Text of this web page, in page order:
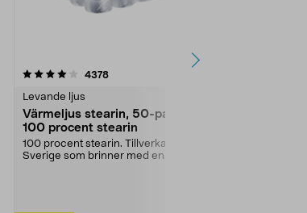
4378recensioner
Levande ljus
Värmeljus stearin, 50-pack,
100 procent stearin
100 procent stearin. Tillverkade i
Sverige som brinner med en
4.5av 5 stjärnor